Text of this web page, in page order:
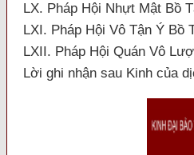
LX. Pháp Hội Nhựt Mật Bồ
LXI. Pháp Hội Vô Tận Ý Bồ
LXII. Pháp Hội Quán Vô
Lời ghi nhận sau Kinh của